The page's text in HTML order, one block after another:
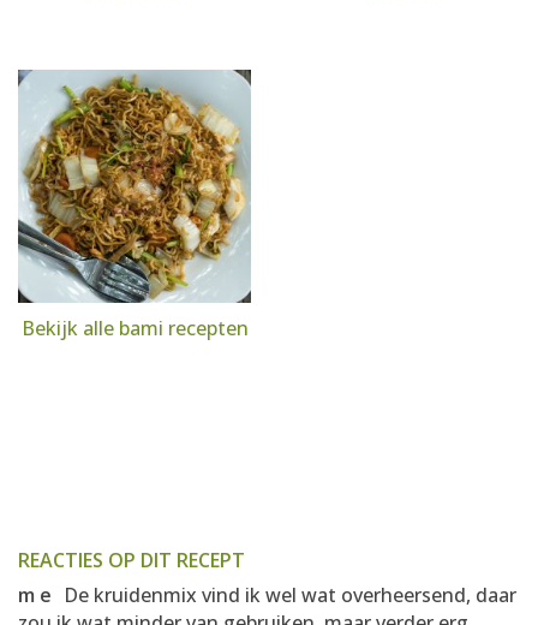
Bekijk alle bami recepten
REACTIES OP DIT RECEPT
m e De kruidenmix vind ik wel wat overheersend, daar